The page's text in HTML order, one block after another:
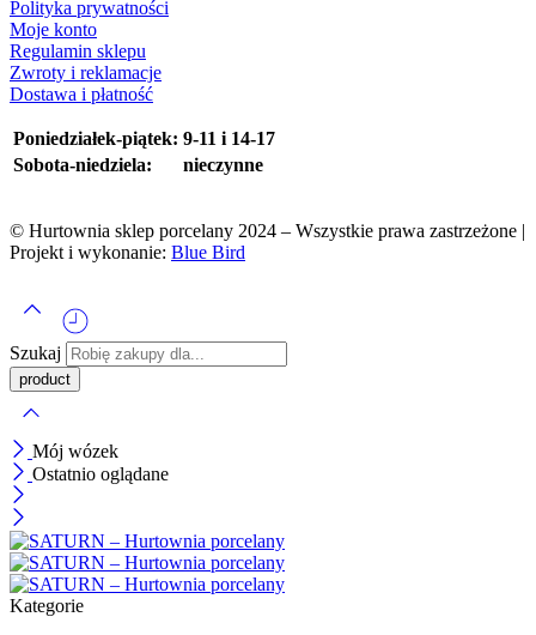
Polityka prywatności
Moje konto
Regulamin sklepu
Zwroty i reklamacje
Dostawa i płatność
Poniedziałek-piątek: 9-11 i 14-17
Sobota-niedziela:
nieczynne
© Hurtownia sklep porcelany 2024 – Wszystkie prawa zastrzeżone |
Projekt i wykonanie: Blue Bird
Szukaj
Mój wózek
Ostatnio oglądane
Kategorie